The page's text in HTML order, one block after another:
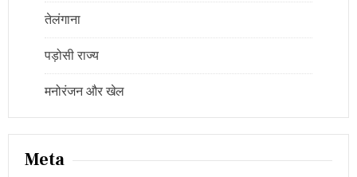
तेलंगाना
पड़ोसी राज्य
मनोरंजन और खेल
Meta